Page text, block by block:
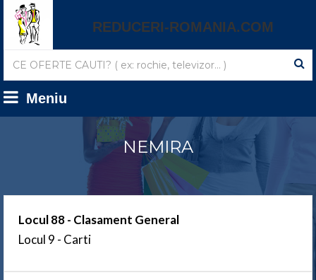
REDUCERI-ROMANIA.COM
Meniu
NEMIRA
Locul 88 - Clasament General
Locul 9 - Carti